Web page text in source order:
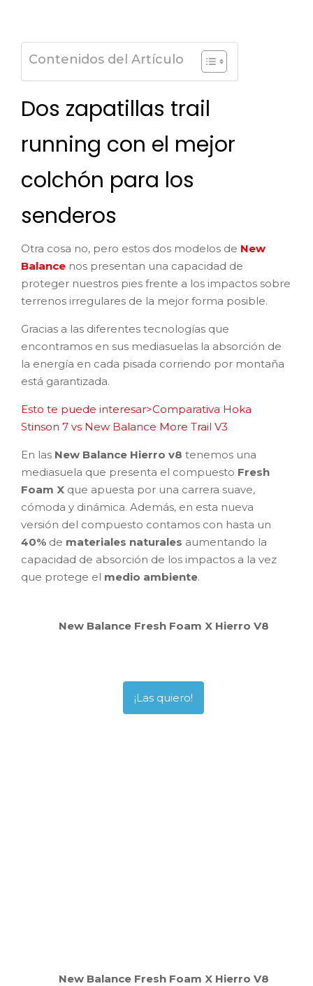
Contenidos del Artículo
Dos zapatillas trail
running con el mejor
colchón para los
senderos
Otra cosa no, pero estos dos modelos de New
Balance nos presentan una capacidad de
proteger nuestros pies frente a los impactos sobre
terrenos irregulares de la mejor forma posible.
Gracias a las diferentes tecnologías que
encontramos en sus mediasuelas la absorción de
la energía en cada pisada corriendo por montaña
está garantizada.
Esto te puede interesar>Comparativa Hoka
Stinson 7 vs New Balance More Trail V3
En las New Balance Hierro v8 tenemos una
mediasuela que presenta el compuesto Fresh
Foam X que apuesta por una carrera suave,
cómoda y dinámica. Además, en esta nueva
versión del compuesto contamos con hasta un
40% de materiales naturales aumentando la
capacidad de absorción de los impactos a la vez
que protege el medio ambiente.
New Balance Fresh Foam X Hierro V8
¡Las quiero!
New Balance Fresh Foam X Hierro V8